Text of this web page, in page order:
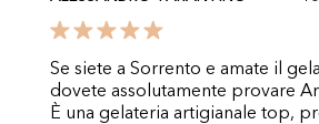
Se siete a Sorrento e amate il
dovete assolutamente provare
È una gelateria artigianale top,